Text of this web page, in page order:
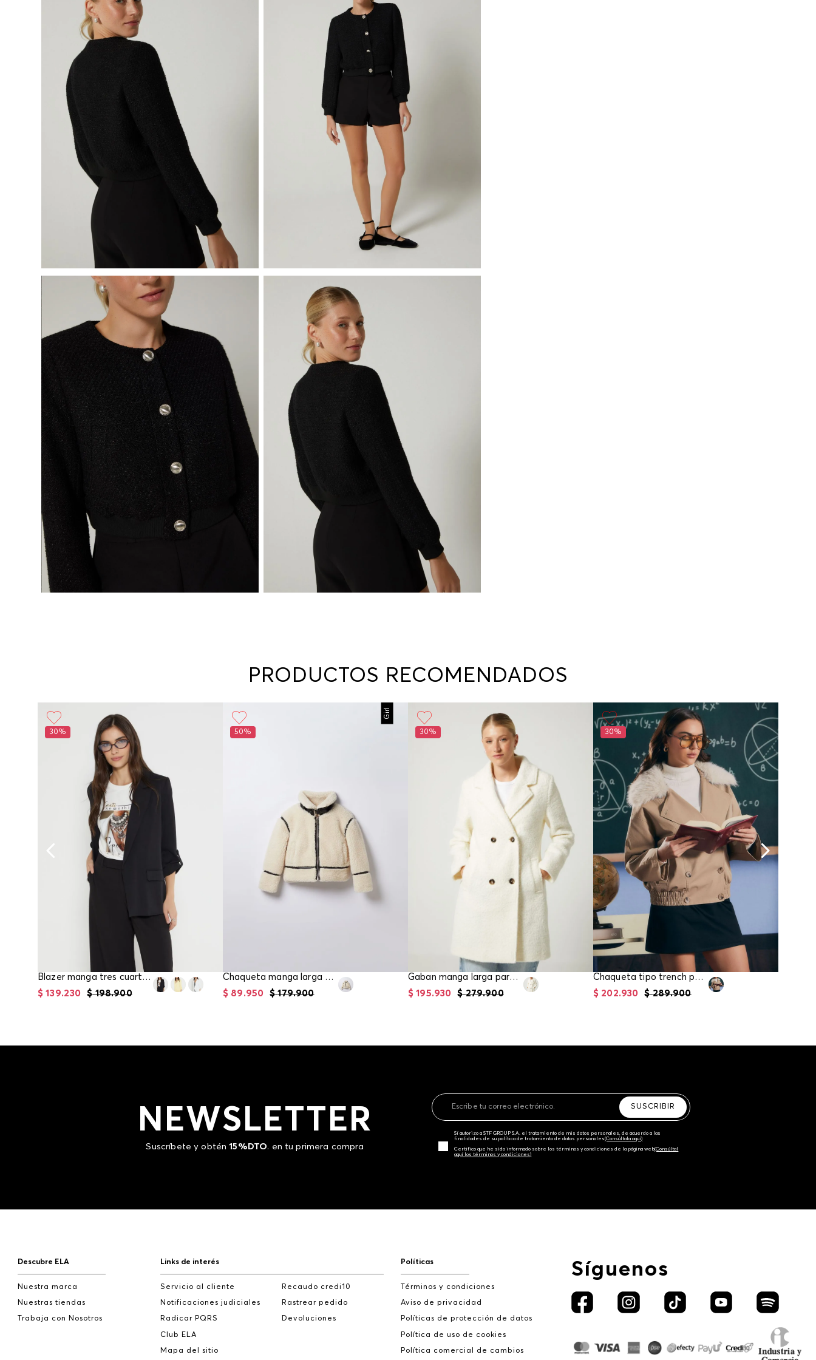
PRODUCTOS RECOMENDADOS
30%
Blazer manga tres cuartos para mujer
$ 198.900
$ 139.230
Girl
50%
Chaqueta manga larga para niña
$ 179.900
$ 89.950
30%
Gaban manga larga para mujer
$ 279.900
$ 195.930
30%
Chaqueta tipo trench para mujer
$ 289.900
$ 202.930
NEWSLETTER
Suscríbete y obtén15%DTO. en tu primera compra
SUSCRIBIR
Sí autorizo a STF GROUP S.A. el tratamiento de mis datos personales, de acuerdo a las
finalidades de su política de tratamiento de datos personales‎(Consúltala aquí)
Certifico que he sido informado sobre los términos y condiciones de la página web‎(Consúltal
aquí los términos y condiciones)
Síguenos
Descubre ELA
Nuestra marca
Nuestras tiendas
Trabaja con Nosotros
Links de interés
Servicio al cliente
Notificaciones judiciales
Radicar PQRS
Club ELA
Mapa del sitio
Recaudo credi10
Rastrear pedido
Devoluciones
Políticas
Términos y condiciones
Aviso de privacidad
Políticas de protección de datos
Política de uso de cookies
Política comercial de cambios